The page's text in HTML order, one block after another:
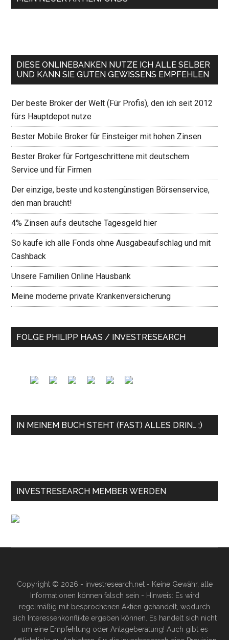
DIESE ONLINEBANKEN NUTZE ICH ALLE SELBER
UND KANN SIE GUTEN GEWISSENS EMPFEHLEN
Der beste Broker der Welt (Für Profis), den ich seit 2012
fürs Hauptdepot nutze
Bester Mobile Broker für Einsteiger mit hohen Zinsen
Bester Broker für Fortgeschrittene mit deutschem
Service und für Firmen
Der einzige, beste und kostengünstigen Börsenservice,
den man braucht!
4% Zinsen aufs deutsche Tagesgeld hier
So kaufe ich alle Fonds ohne Ausgabeaufschlag und mit
Cashback
Unsere Familien Online Hausbank
Meine moderne private Krankenversicherung
FOLGE PHILIPP HAAS / INVESTRESEARCH
IN MEINEM BUCH STEHT (FAST) ALLES DRIN… ;)
INVESTRESEARCH MEMBER WERDEN
Copyright © 2026 - investresearch.net - Keine Gewähr, alle
Informationen können falsch sein - Hinweis: Es wird
regelmäßig mit besprochenen Aktien gehandelt, wodurch
sich Interessenkonflikte ergeben können. Es handelt sich nicht
um eine Empfehlung oder Anlageberatung! Auch gibt es